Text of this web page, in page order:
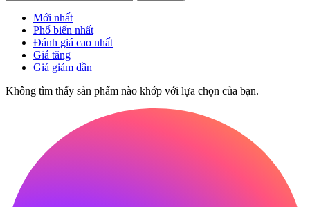
Mới nhất
Phổ biến nhất
Đánh giá cao nhất
Giá tăng
Giá giảm dần
Không tìm thấy sản phẩm nào khớp với lựa chọn của bạn.